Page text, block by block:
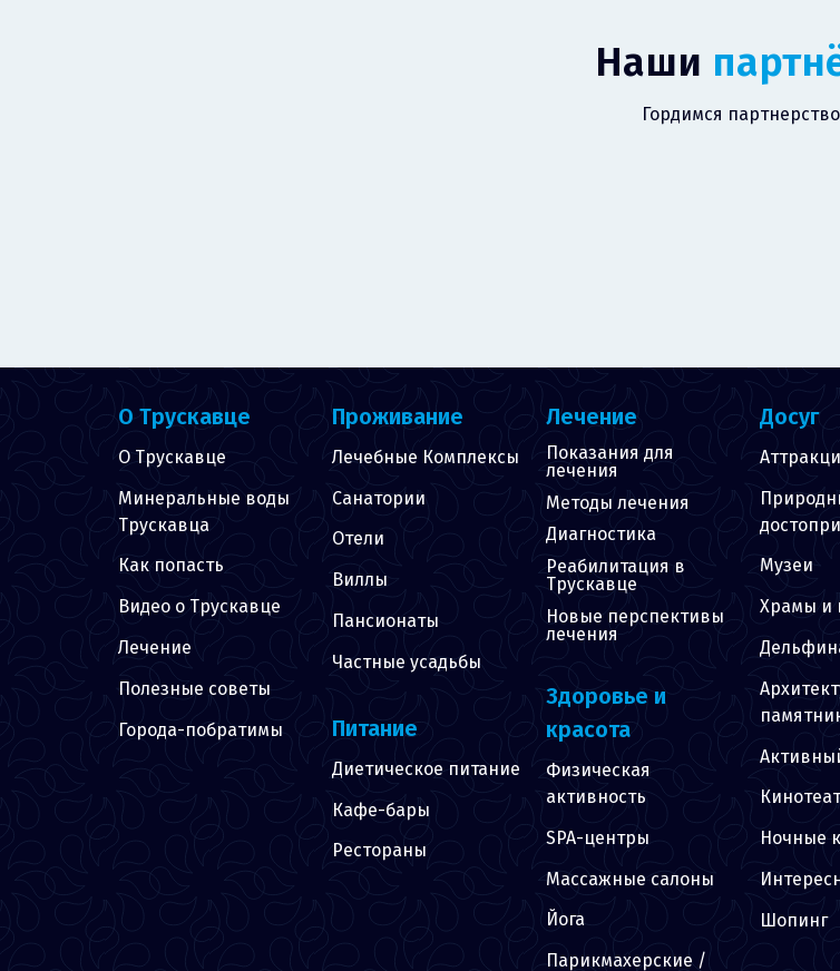
Наши
Гордимся
О Трускавце
О Трускавце
Минеральные воды
Трускавца
Как попасть
Видео о Трускавце
Лечение
Полезные советы
Города-побратимы
Проживание
Лечебные Комплексы
Санатории
Отели
Виллы
Пансионаты
Частные усадьбы
Питание
Диетическое питание
Кафе-бары
Рестораны
Лечение
Показания для
лечения
Методы лечения
Диагностика
Реабилитация в
Трускавце
Новые перспективы
лечения
Здоровье и
красота
Физическая
активность
SPA-центры
Массажные салоны
Йога
Парикмахерские /
Досуг
Музеи
Храмы и
Ночные
Шопинг